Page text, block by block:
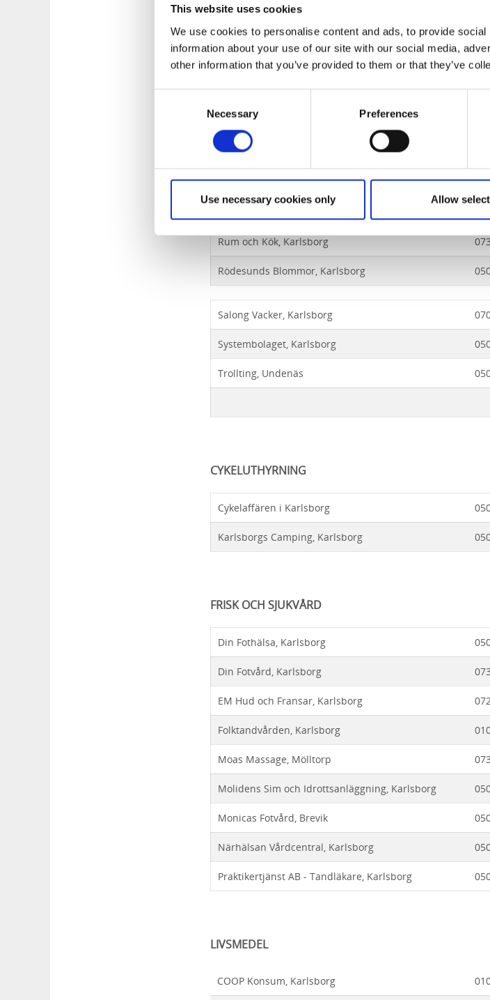
This website uses cookies
We use cookies to personalise content and ads, to provide
information about your use of our site with our social media,
other information that you’ve provided to them or that they’ve
Necessary Preferences
Use necessary cookies only Allow
Kjällströms Blomsterhandel AB, Karlsborg
Kronans apotek, Karlsborg
Landelius, Kläder för män AB, Karlsborg
Mölltorps Handelsträdgård, Mölltorp
Nymans Café och Keramik, Karlsborg
OD Data & TV, Karlsborg
Rum och Kök, Karlsborg
Rödesunds Blommor, Karlsborg
Salong Vacker, Karlsborg
Systembolaget, Karlsborg
Trollting, Undenäs
CYKELUTHYRNING
Cykelaffären i Karlsborg
Karlsborgs Camping, Karlsborg
FRISK OCH SJUKVÅRD
Din Fothälsa, Karlsborg
Din Fotvård, Karlsborg
EM Hud och Fransar, Karlsborg
Folktandvården, Karlsborg
Moas Massage, Mölltorp
Molidens Sim och Idrottsanläggning, Karlsborg
Monicas Fotvård, Brevik
Närhälsan Vårdcentral, Karlsborg
Praktikertjänst AB - Tandläkare, Karlsborg
LIVSMEDEL
COOP Konsum, Karlsborg